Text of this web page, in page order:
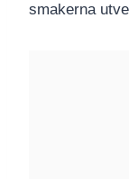
smakerna